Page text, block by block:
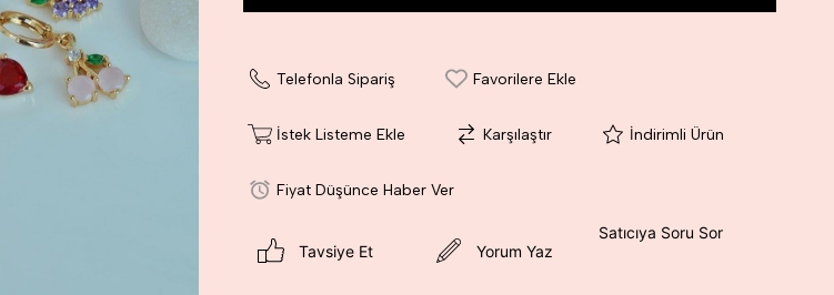
Telefonla Sipariş Favorilere Ekle
İstek Listeme Ekle Karşılaştır İndirimli Ürün
Fiyat Düşünce Haber Ver
Tavsiye Et Yorum Yaz
Satıcıya Soru Sor